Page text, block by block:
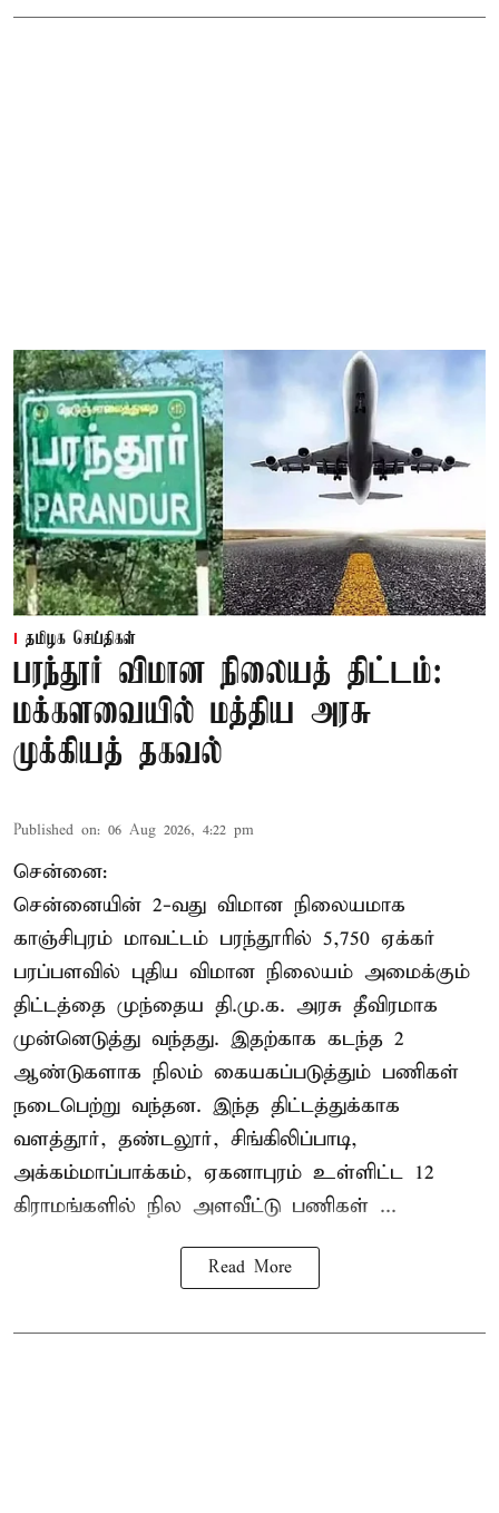
தமிழக செய்திகள்
பரந்தூர் விமான நிலையத் திட்டம்:
மக்களவையில் மத்திய அரசு
முக்கியத் தகவல்
Published on: 06 Aug 2026, 4:22 pm
சென்னை:
சென்னையின் 2-வது விமான நிலையமாக
காஞ்சிபுரம் மாவட்டம் பரந்தூரில் 5,750 ஏக்கர்
பரப்பளவில் புதிய விமான நிலையம் அமைக்கும்
திட்டத்தை முந்தைய தி.மு.க. அரசு தீவிரமாக
முன்னெடுத்து வந்தது. இதற்காக கடந்த 2
ஆண்டுகளாக நிலம் கையகப்படுத்தும் பணிகள்
நடைபெற்று வந்தன. இந்த திட்டத்துக்காக
வளத்தூர், தண்டலூர், சிங்கிலிப்பாடி,
அக்கம்மாப்பாக்கம், ஏகனாபுரம் உள்ளிட்ட 12
கிராமங்களில் நில அளவீட்டு பணிகள் ...
Read More